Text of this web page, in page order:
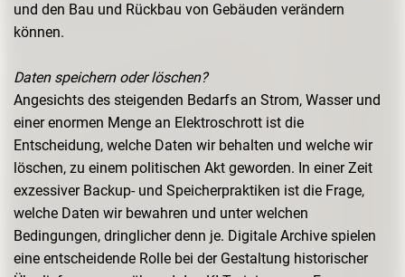
und den Bau und Rückbau von Gebäuden verändern
können.
Daten speichern oder löschen?
Angesichts des steigenden Bedarfs an Strom, Wasser und
einer enormen Menge an Elektroschrott ist die
Entscheidung, welche Daten wir behalten und welche wir
löschen, zu einem politischen Akt geworden. In einer Zeit
exzessiver Backup- und Speicherpraktiken ist die Frage,
welche Daten wir bewahren und unter welchen
Bedingungen, dringlicher denn je. Digitale Archive spielen
eine entscheidende Rolle bei der Gestaltung historischer